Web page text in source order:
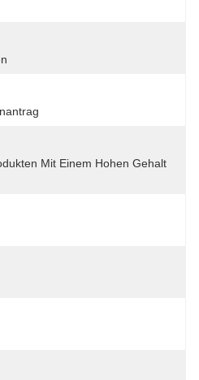
Mit Einem Hohen Gehalt